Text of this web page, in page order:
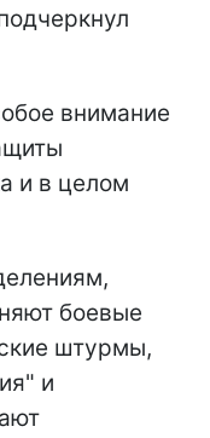
внимание
и в целом
боевые
штурмы,
и